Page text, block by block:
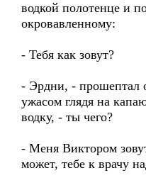
водкой полотенце и
окровавленному:
- Тебя как зовут?
- Эрдни, - прошептал
ужасом глядя на
водку, - ты чего?
- Меня Виктором
может, тебе к врачу